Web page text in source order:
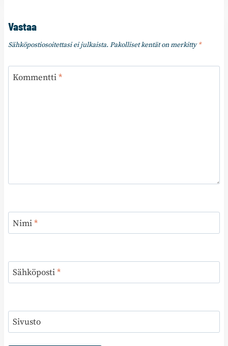
Vastaa
Sähköpostiosoitettasi ei julkaista. Pakolliset kentät on merkitty*
Kommentti*
Nimi*
Sähköposti*
Sivusto